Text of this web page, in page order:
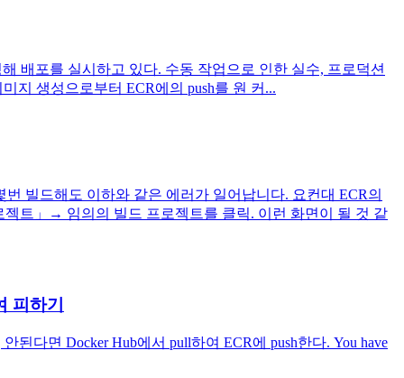
배포를 실시하고 있다. 수동 작업으로 인한 실수, 프로덕션
지 생성으로부터 ECR에의 push를 원 커...
빌드해도 이하와 같은 에러가 일어납니다. 요컨대 ECR의
트」→ 임의의 빌드 프로젝트를 클릭. 이런 화면이 될 것 같
피하기
된다면 Docker Hub에서 pull하여 ECR에 push한다. You have